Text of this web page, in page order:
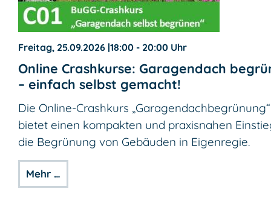
Freitag, 25.09.2026 |18:00 - 20:00 Uhr
Online Crashkurse: Garagendach
– einfach selbst gemacht!
Die Online-Crashkurs „Garagendachbegrünung“
bietet einen kompakten und praxisnahen
die Begrünung von Gebäuden in Eigenregie.
Mehr …